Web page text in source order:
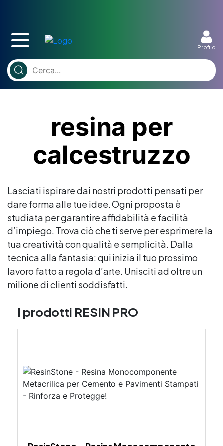
Profilo
resina per
calcestruzzo
Lasciati ispirare dai nostri prodotti pensati per
dare forma alle tue idee. Ogni proposta è
studiata per garantire affidabilità e facilità
d’impiego. Trova ciò che ti serve per esprimere la
tua creatività con qualità e semplicità. Dalla
tecnica alla fantasia: qui inizia il tuo prossimo
lavoro fatto a regola d’arte. Unisciti ad oltre un
milione di clienti soddisfatti.
I prodotti RESIN PRO